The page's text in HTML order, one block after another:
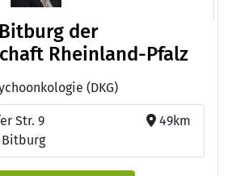
der
Rheinland-Pfalz
(DKG)
Str. 9
Bitburg
49km